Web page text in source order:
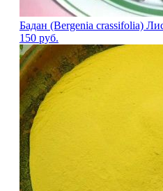
Бадан (Bergenia crassifolia)
150 руб.